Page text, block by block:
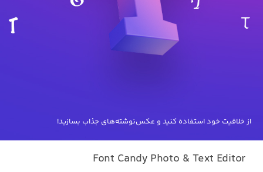
از خلاقیت خود استفاده کنید و عکس‌نوشته‌‌های جذاب بسازید!
Font Candy Photo & Text Editor